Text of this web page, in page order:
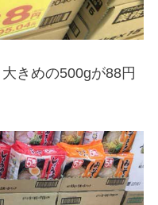
きめの500gが88円